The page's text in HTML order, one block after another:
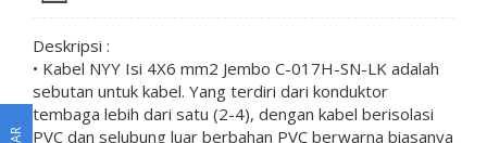
Deskripsi :
• Kabel NYY Isi 4X6 mm2 Jembo C-017H-SN-LK adalah
sebutan untuk kabel. Yang terdiri dari konduktor
tembaga lebih dari satu (2-4), dengan kabel berisolasi
PVC dan selubung luar berbahan PVC berwarna biasanya